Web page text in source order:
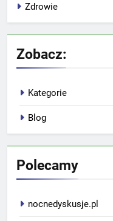
Zdrowie
Zobacz:
Kategorie
Blog
Polecamy
nocnedyskusje.pl